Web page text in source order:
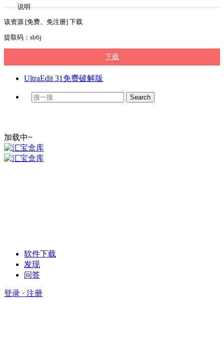
说明
该资源 [免费、免注册] 下载
提取码：sb6j
下载
UltraEdit 31免费破解版
加载中~
软件下载
发现
问答
登录 · 注册